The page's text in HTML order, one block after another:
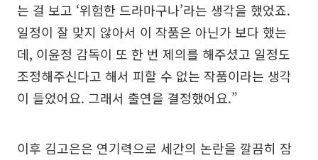
는 걸 보고 ‘위험한 드라마구나’라는 생각을 했었죠.
일정이 잘 맞지 않아서 이 작품은 아닌가 보다 했는
데, 이윤정 감독이 또 한 번 제의를 해주셨고 일정도
조정해주신다고 해서 피할 수 없는 작품이라는 생각
이 들었어요. 그래서 출연을 결정했어요.”
이후 김고은은 연기력으로 세간의 논란을 깔끔히 잠